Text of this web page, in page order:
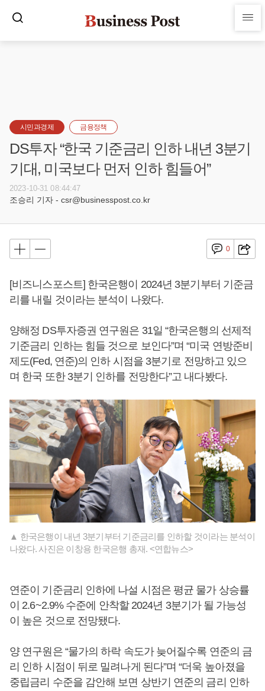
시민과경제 금융정책
DS투자 “한국 기준금리 인하 내년 3분기
기대, 미국보다 먼저 인하 힘들어”
2023-10-31 08:44:47
조승리 기자 - csr@businesspost.co.kr
0
[비즈니스포스트] 한국은행이 2024년 3분기부터 기준금
리를 내릴 것이라는 분석이 나왔다.
양해정 DS투자증권 연구원은 31일 “한국은행의 선제적
기준금리 인하는 힘들 것으로 보인다”며 “미국 연방준비
제도(Fed, 연준)의 인하 시점을 3분기로 전망하고 있으
며 한국 또한 3분기 인하를 전망한다”고 내다봤다.
▲ 한국은행이 내년 3분기부터 기준금리를 인하할 것이라는 분석이
나왔다. 사진은 이창용 한국은행 총재. <연합뉴스>
연준이 기준금리 인하에 나설 시점은 평균 물가 상승률
이 2.6~2.9% 수준에 안착할 2024년 3분기가 될 가능성
이 높은 것으로 전망됐다.
양 연구원은 “물가의 하락 속도가 늦어질수록 연준의 금
리 인하 시점이 뒤로 밀려나게 된다”며 “더욱 높아졌을
중립금리 수준을 감안해 보면 상반기 연준의 금리 인하